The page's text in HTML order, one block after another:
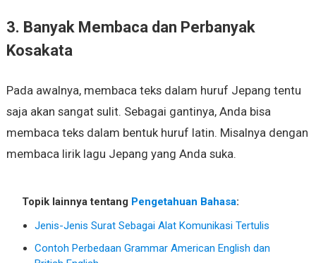
3. Banyak Membaca dan Perbanyak
Kosakata
Pada awalnya, membaca teks dalam huruf Jepang tentu
saja akan sangat sulit. Sebagai gantinya, Anda bisa
membaca teks dalam bentuk huruf latin. Misalnya dengan
membaca lirik lagu Jepang yang Anda suka.
Topik lainnya tentang Pengetahuan Bahasa:
Jenis-Jenis Surat Sebagai Alat Komunikasi Tertulis
Contoh Perbedaan Grammar American English dan